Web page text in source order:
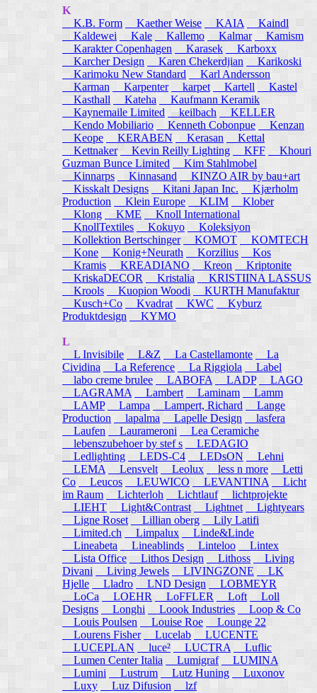
K
K.B. Form
Kaether Weise KAIA
Kaindl
Kaldewei
Kale Kallemo Kalmar
Kamism
Karakter Copenhagen
Karasek
Karboxx
Karcher Design
Karen Chekerdjian
Karikoski
Karimoku New Standard
Karl Andersson
Karman
Karpenter karpet Kartell
Kastel
Kasthall
Kateha
Kaufmann Keramik
Kaynemaile Limited keilbach
KELLER
Kendo Mobiliario
Kenneth Cobonpue
Kenzan
Keope
KERABEN Kerasan
Kettal
Kettnaker Kevin Reilly Lighting KFF
Khouri
Guzman Bunce Limited
Kim Stahlmobel
Kinnarps
Kinnasand
KINZO AIR by bau+art
Kisskalt Designs
Kitani Japan Inc.
Kjærholm
Production
Klein Europe KLIM
Klober
Klong
KME
Knoll International
KnollTextiles
Kokuyo
Koleksiyon
Kollektion Bertschinger KOMOT
KOMTECH
Kone
Konig+Neurath Korzilius
Kos
Kramis
KREADIANO Kreon
Kriptonite
KriskaDECOR
Kristalia
KRISTIINA LASSUS
Krools
Kuopion Woodi
KURTH Manufaktur
Kusch+Co
Kvadrat KWC
Kyburz
Produktdesign
KYMO
L
L Invisibile
L&Z La Castellamonte
La
Cividina
La Reference La Riggiola
Label
labo creme brulee
LABOFA LADP
LAGO
LAGRAMA
Lambert Laminam
Lamm
LAMP
Lampa Lampert, Richard
Lange
Production
lapalma Lapelle Design
lasfera
Laufen
Laurameroni
Lea Ceramiche
lebenszubehoer by stef s
LEDAGIO
Ledlighting
LEDS-C4 LEDsON
Lehni
LEMA
Lensvelt Leolux less n more
Letti
Co
Leucos LEUWICO LEVANTINA
Licht
im Raum
Lichterloh Lichtlauf lichtprojekte
LIEHT
Light&Contrast Lightnet
Lightyears
Ligne Roset
Lillian oberg
Lily Latifi
Limited.ch
Limpalux
Linde&Linde
Lineabeta
Lineablinds Linteloo
Lintex
Lista Office Lithos Design Lithoss
Living
Divani
Living Jewels LIVINGZONE
LK
Hjelle
Lladro LND Design
LOBMEYR
LoCa
LOEHR LoFFLER Loft
Loll
Designs
Longhi Loook Industries
Loop & Co
Louis Poulsen
Louise Roe
Lounge 22
Lourens Fisher
Lucelab
LUCENTE
LUCEPLAN
luce² LUCTRA
Luflic
Lumen Center Italia
Lumigraf
LUMINA
Lumini
Lustrum Lutz Huning
Luxonov
Luxy
Luz Difusion lzf